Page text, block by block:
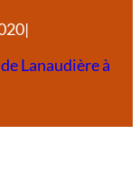
|
Lanaudière à